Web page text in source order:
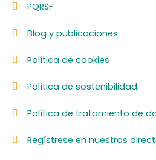
PQRSF
Blog y publicaciones
Política de cookies
Política de sostenibilidad
Política de tratamiento de
Regístrese en nuestros